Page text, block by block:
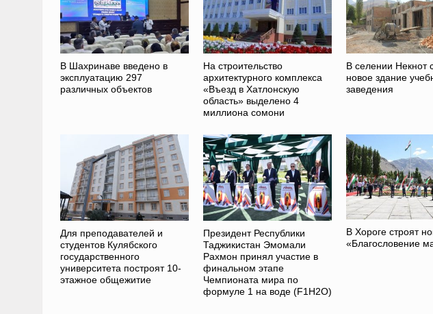
В Шахринаве введено в
эксплуатацию 297
различных объектов
На строительство
архитектурного комплекса
«Въезд в Хатлонскую
область» выделено 4
миллиона сомони
В селении Некнот
новое здание
заведения
Для преподавателей и
студентов Кулябского
государственного
университета построят 10-
этажное общежитие
Президент Республики
Таджикистан Эмомали
Рахмон принял участие в
финальном этапе
Чемпионата мира по
формуле 1 на воде (F1H2O)
В Хороге строят
«Благословение